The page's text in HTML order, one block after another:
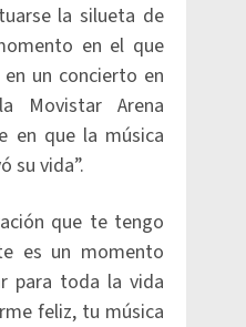
la silueta de
en el que
un concierto en
Movistar Arena
en que la música
su vida”.
que te tengo
es un momento
para toda la vida
feliz, tu música